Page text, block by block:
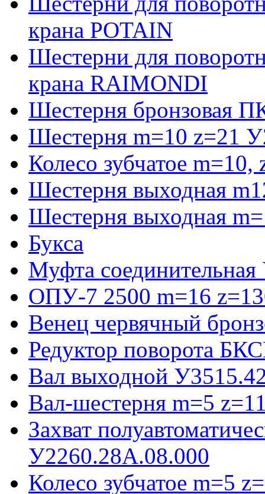
крана POTAIN
Шестерни для
крана RAIMONDI
Шестерня бронзовая
Шестерня m=10 z=21
Колесо зубчатое
Шестерня выходная
Шестерня выходная
Букса
Муфта
ОПУ-7 2500 m=16
Венец червячный
Редуктор поворота
Вал выходной
Вал-шестерня m=5
Захват
У2260.28А.08.000
Колесо зубчатое m=5